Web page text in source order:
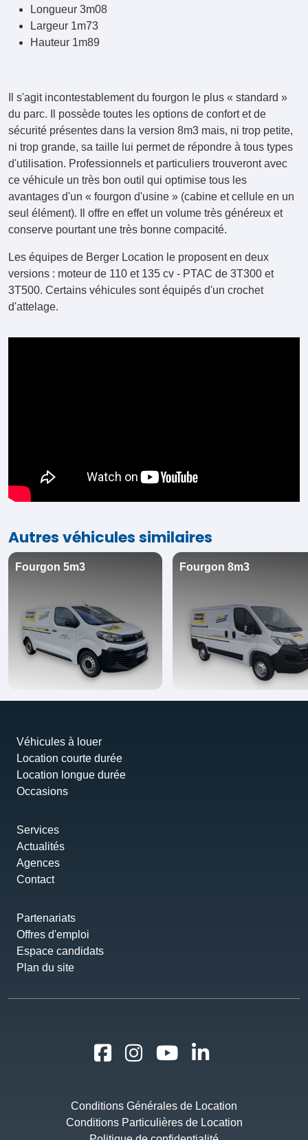
Longueur 3m08
Largeur 1m73
Hauteur 1m89
Il s'agit incontestablement du fourgon le plus « standard »
du parc. Il possède toutes les options de confort et de
sécurité présentes dans la version 8m3 mais, ni trop petite,
ni trop grande, sa taille lui permet de répondre à tous types
d'utilisation. Professionnels et particuliers trouveront avec
ce véhicule un très bon outil qui optimise tous les
avantages d'un « fourgon d'usine » (cabine et cellule en un
seul élément). Il offre en effet un volume très généreux et
conserve pourtant une très bonne compacité.
Les équipes de Berger Location le proposent en deux
versions : moteur de 110 et 135 cv - PTAC de 3T300 et
3T500. Certains véhicules sont équipés d'un crochet
d'attelage.
Autres véhicules similaires
Fourgon 5m3 Fourgon 8m3
Véhicules à louer
Location courte durée
Location longue durée
Occasions
Services
Actualités
Agences
Contact
Partenariats
Offres d'emploi
Espace candidats
Plan du site
Conditions Générales de Location
Conditions Particulières de Location